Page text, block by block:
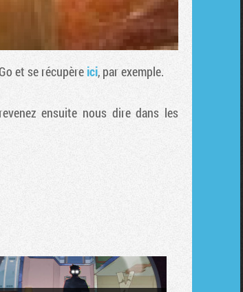
et se récupère ici, par exemple.
ensuite nous dire dans les
Tribune